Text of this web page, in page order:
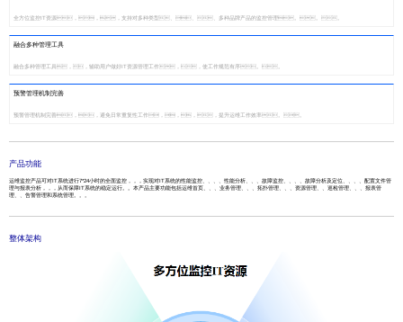
全方位监控IT资源，，，支持对多种类型、、、多种品牌产品的监控管理。。。
融合多种管理工具
融合多种管理工具，，辅助用户做好IT资源管理工作，，使工作规范有序。。
预警管理机制完善
预警管理机制完善，，避免日常重复性工作，，，，提升运维工作效率。。
产品功能
运维监控产品可对IT系统进行7*24小时的全面监控，，，实现对IT系统的性能监控、、、、性能分析、、、故障监控、、、、故障分析及定位、、、、配置文件管
理与报表分析，，，从而保障IT系统的稳定运行。。本产品主要功能包括运维首页、、、业务管理、、、拓扑管理、、、资源管理、、巡检管理、、、报表管
理、、告警管理和系统管理。。。
整体架构